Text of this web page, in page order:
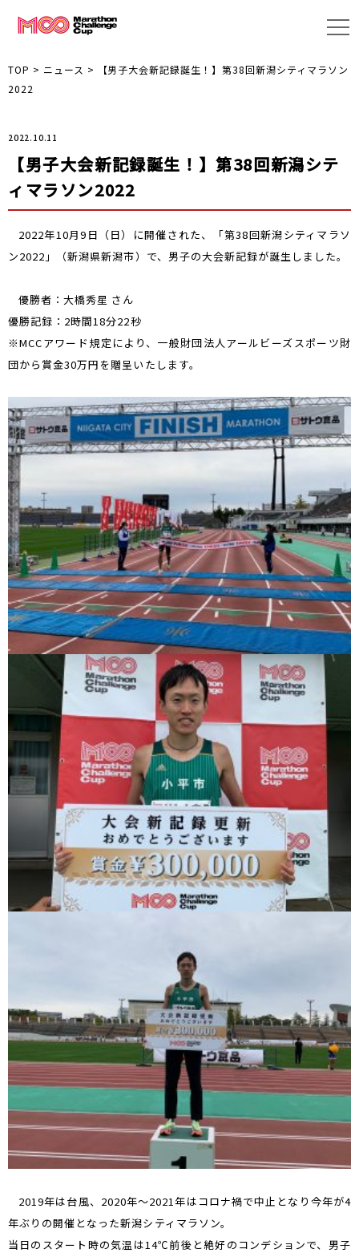
TOP > ニュース >
【男子大会新記録誕生！】第38回新潟シティマラソン
2022
2022.10.11
【男子大会新記録誕生！】第38回新潟シテ
ィマラソン2022
2022年10月9日（日）に開催された、「第38回新潟シティマラソ
ン2022」（新潟県新潟市）で、男子の大会新記録が誕生しました。
優勝者：大橋秀星 さん
優勝記録：2時間18分22秒
※MCCアワード規定により、一般財団法人アールビーズスポーツ財
団から賞金30万円を贈呈いたします。
2019年は台風、2020年～2021年はコロナ禍で中止となり今年が4
年ぶりの開催となった新潟シティマラソン。
当日のスタート時の気温は14℃前後と絶好のコンデションで、男子